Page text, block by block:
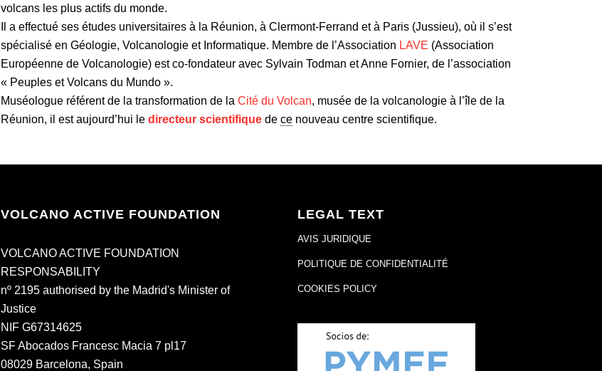
volcans les plus actifs du monde.
Il a effectué ses études universitaires à la Réunion, à Clermont-Ferrand et à Paris (Jussieu), où il s’est
spécialisé en Géologie, Volcanologie et Informatique. Membre de l’Association LAVE (Association
Européenne de Volcanologie) est co-fondateur avec Sylvain Todman et Anne Fornier, de l’association
« Peuples et Volcans du Mundo ».
Muséologue référent de la transformation de la Cité du Volcan, musée de la volcanologie à l’île de la
Réunion, il est aujourd’hui le directeur scientifiquede cenouveau centre scientifique.
VOLCANO ACTIVE FOUNDATION
VOLCANO ACTIVE FOUNDATION
RESPONSABILITY
nº 2195 authorised by the Madrid's Minister of
Justice
NIF G67314625
SF Abocados Francesc Macia 7 pl17
08029 Barcelona, Spain
LEGAL TEXT
AVIS JURIDIQUE
POLITIQUE DE CONFIDENTIALITÉ
COOKIES POLICY